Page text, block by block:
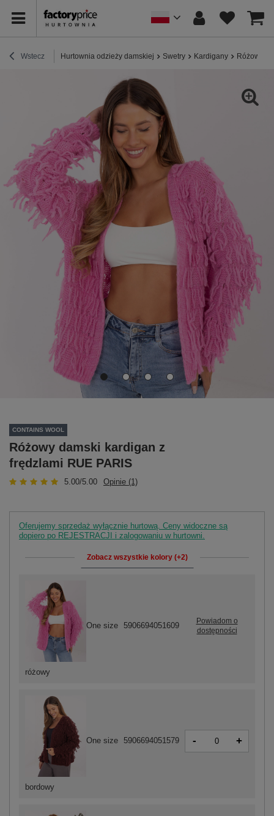
Wstecz Hurtownia odzieży damskiej Swetry Kardigany Różowy
CONTAINS WOOL
Różowy damski kardigan z
frędzlami RUE PARIS
5.00/5.00 Opinie (1)
Oferujemy sprzedaż wyłącznie hurtową. Ceny widoczne są
dopiero po REJESTRACJI i zalogowaniu w hurtowni.
Zobacz wszystkie kolory (+2)
bordowy
One size 5906694051579 - +
różowy
One size 5906694051609
Powiadom o
dostępności